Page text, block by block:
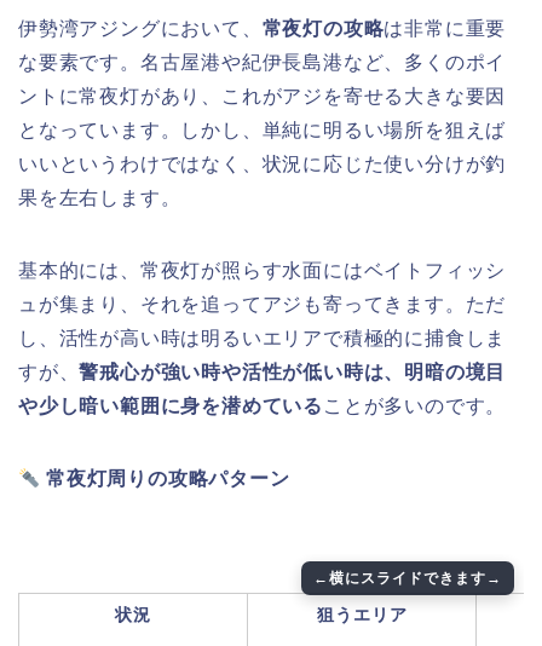
伊勢湾アジングにおいて、 常夜灯の攻略は非常に重要
な要素です。名古屋港や紀伊長島港など、多くのポイ
ントに常夜灯があり、これがアジを寄せる大きな要因
となっています。しかし、単純に明るい場所を狙えば
いいというわけではなく、状況に応じた使い分けが釣
果を左右します。
基本的には、常夜灯が照らす水面にはベイトフィッシ
ュが集まり、それを追ってアジも寄ってきます。ただ
し、活性が高い時は明るいエリアで積極的に捕食しま
すが、警戒心が強い時や活性が低い時は、明暗の境目
や少し暗い範囲に身を潜めている ことが多いのです。
常夜灯周りの攻略パターン
状況 狙うエリア